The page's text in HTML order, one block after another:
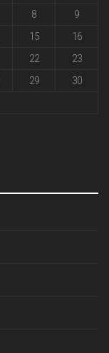
8
9
15
16
22
23
29
30